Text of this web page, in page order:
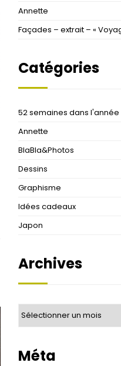
Annette
Façades – extrait – «
Catégories
52 semaines dans l'année
Annette
BlaBla&Photos
Dessins
Graphisme
Idées cadeaux
Japon
Archives
Archives
Méta